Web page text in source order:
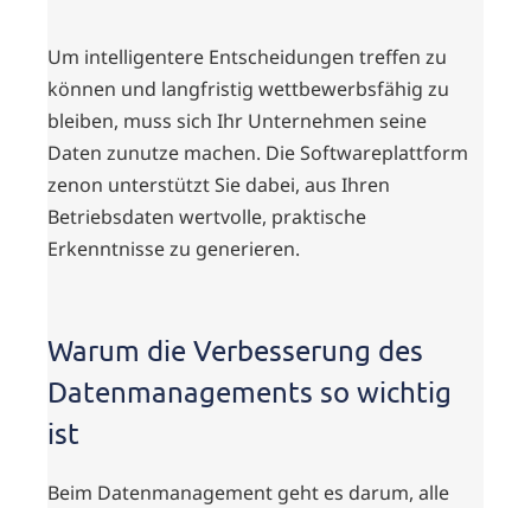
Um intelligentere Entscheidungen treffen zu
können und langfristig wettbewerbsfähig zu
bleiben, muss sich Ihr Unternehmen seine
Daten zunutze machen. Die Softwareplattform
zenon unterstützt Sie dabei, aus Ihren
Betriebsdaten wertvolle, praktische
Erkenntnisse zu generieren.
Warum die Verbesserung des
Datenmanagements so wichtig
ist
Beim Datenmanagement geht es darum, alle